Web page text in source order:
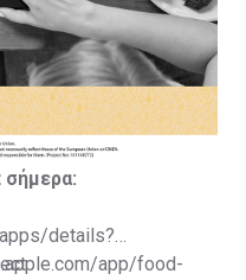
σήμερα:
details?
app/food-